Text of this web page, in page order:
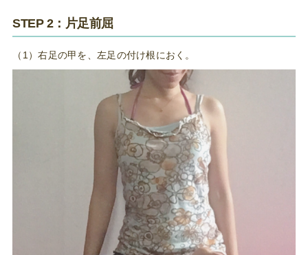
STEP 2：片足前屈
（1）右足の甲を、左足の付け根におく。